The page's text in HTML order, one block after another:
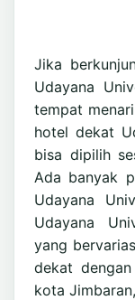
Jika
Udayana
tempat
hotel dekat
bisa dipilih
Ada banyak
Udayana
Udayana
yang
dekat
kota